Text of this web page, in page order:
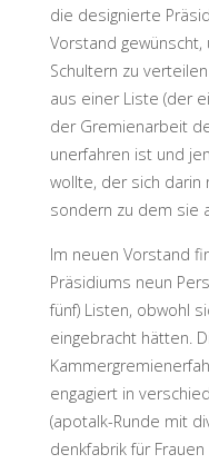
die designierte
Vorstand
Schultern zu
aus einer Liste (der
der Gremienarbeit
unerfahren ist und
wollte, der sich darin
sondern zu dem sie
Im neuen Vorstand
Präsidiums neun
fünf) Listen, obwohl
eingebracht hätten.
engagiert in
(apotalk-Runde mit
denkfabrik für